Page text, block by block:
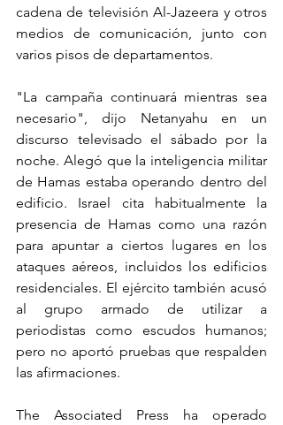
cadena de televisión Al-Jazeera y otros
medios de comunicación, junto con
varios pisos de departamentos.
"La campaña continuará mientras sea
necesario", dijo Netanyahu en un
discurso televisado el sábado por la
noche. Alegó que la inteligencia militar
de Hamas estaba operando dentro del
edificio. Israel cita habitualmente la
presencia de Hamas como una razón
para apuntar a ciertos lugares en los
ataques aéreos, incluidos los edificios
residenciales. El ejército también acusó
al grupo armado de utilizar a
periodistas como escudos humanos;
pero no aportó pruebas que respalden
las afirmaciones.
The Associated Press ha operado